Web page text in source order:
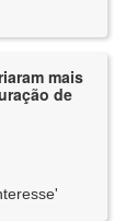
mais
de